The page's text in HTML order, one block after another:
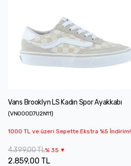
Vans Brooklyn LS Kadın Spor Ayakkabı
(VN000D7U2N11)
1000 TL ve üzeri Sepette Ekstra %5 İndirim!
4.399,00 TL% 35
2.859,00 TL